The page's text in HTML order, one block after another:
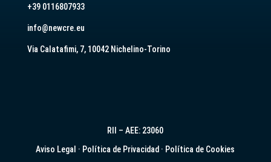
+39 0116807933
info@newcre.eu
Via Calatafimi, 7, 10042 Nichelino-Torino
RII – AEE: 23060
Aviso Legal · Política de Privacidad · Política de Cookies